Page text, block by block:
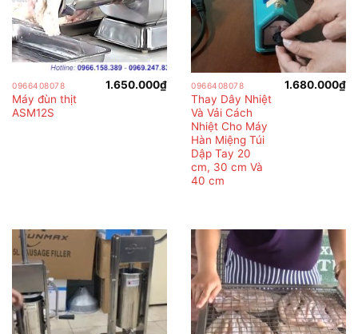
0966408078
Máy đùn thịt
ASM12S
1.650.000₫ 0966408078
Thay Dây Nhiệt
Và Vải Cách
Nhiệt Cho Máy
Hàn Miệng Túi
Dập Tay 20
cm, 30 cm Và
40 cm
1.680.000₫